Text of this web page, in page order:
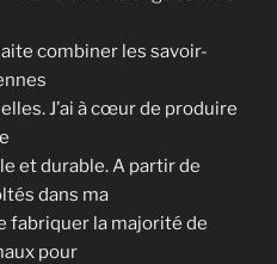
combiner les savoir-
J’ai à cœur de produire
et durable. A partir de
dans ma
fabriquer la majorité de
pour